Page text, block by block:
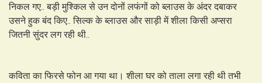
निकल गए.. बड़ी मुश्किल से उन दोनों लफंगों को ब्लाउस के अंदर दबाकर
उसने हुक बंद किए.. सिल्क के ब्लाउस और साड़ी में शीला किसी अप्सरा
जितनी सुंदर लग रही थी..
कविता का फिरसे फोन आ गया था। शीला घर को ताला लगा रही थी तभी